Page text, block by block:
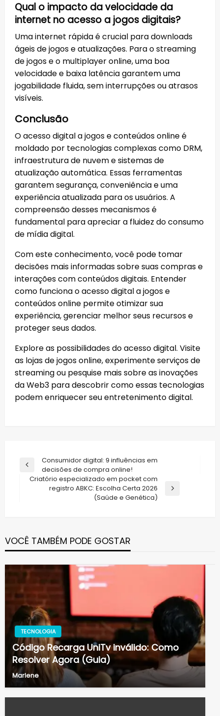
Qual o impacto da velocidade da
internet no acesso a jogos digitais?
Uma internet rápida é crucial para downloads
ágeis de jogos e atualizações. Para o streaming
de jogos e o multiplayer online, uma boa
velocidade e baixa latência garantem uma
jogabilidade fluida, sem interrupções ou atrasos
visíveis.
Conclusão
O acesso digital a jogos e conteúdos online é
moldado por tecnologias complexas como DRM,
infraestrutura de nuvem e sistemas de
atualização automática. Essas ferramentas
garantem segurança, conveniência e uma
experiência atualizada para os usuários. A
compreensão desses mecanismos é
fundamental para apreciar a fluidez do consumo
de mídia digital.
Com este conhecimento, você pode tomar
decisões mais informadas sobre suas compras e
interações com conteúdos digitais. Entender
como funciona o acesso digital a jogos e
conteúdos online permite otimizar sua
experiência, gerenciar melhor seus recursos e
proteger seus dados.
Explore as possibilidades do acesso digital. Visite
as lojas de jogos online, experimente serviços de
streaming ou pesquise mais sobre as inovações
da Web3 para descobrir como essas tecnologias
podem enriquecer seu entretenimento digital.
Navegação
de
Previous
Post
Consumidor digital: 9 influências em
decisões de compra online!
Criatório especializado em pocket com
registro ABKC: Escolha Certa 2026
(Saúde e Genética)
VOCÊ TAMBÉM PODE GOSTAR
TECNOLOGIA
Código Recarga UniTv inválido: Como
Resolver Agora (Guia)
Marlene